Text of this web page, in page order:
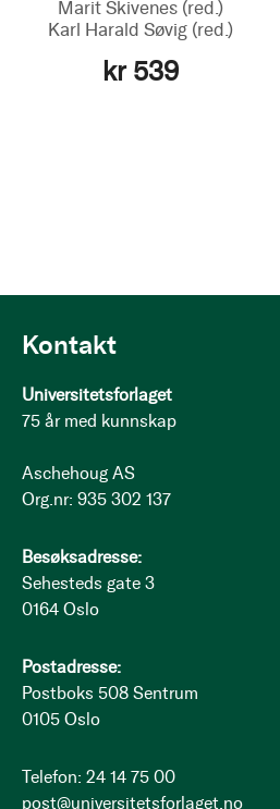
Marit Skivenes (red.)
Karl Harald Søvig (red.)
kr 539
Kontakt
Universitetsforlaget
75 år med kunnskap
Aschehoug AS
Org.nr: 935 302 137
Besøksadresse:
Sehesteds gate 3
0164 Oslo
Postadresse:
Postboks 508 Sentrum
0105 Oslo
Telefon: 24 14 75 00
post@universitetsforlaget.no